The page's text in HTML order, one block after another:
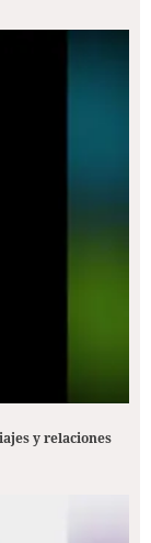
y relaciones